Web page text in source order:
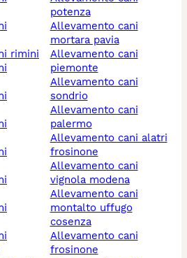
rimini
potenza
allevamento cani
mortara pavia
allevamento cani
piemonte
allevamento cani
sondrio
allevamento cani
palermo
allevamento cani alatri
frosinone
allevamento cani
vignola modena
allevamento cani
montalto uffugo
cosenza
allevamento cani
frosinone